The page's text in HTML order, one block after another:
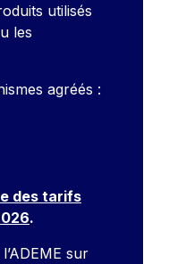
utilisés
les
agréés :
des tarifs
.
sur